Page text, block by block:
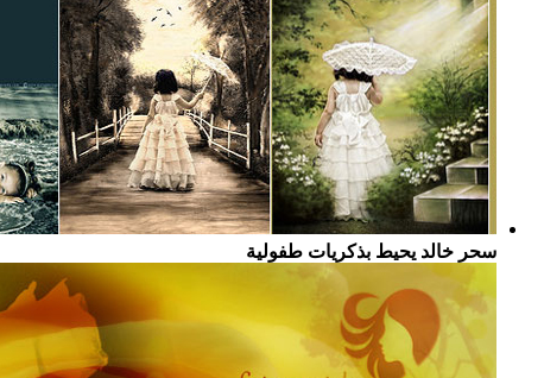
سحر خالد يحيط بذكريات طفولية